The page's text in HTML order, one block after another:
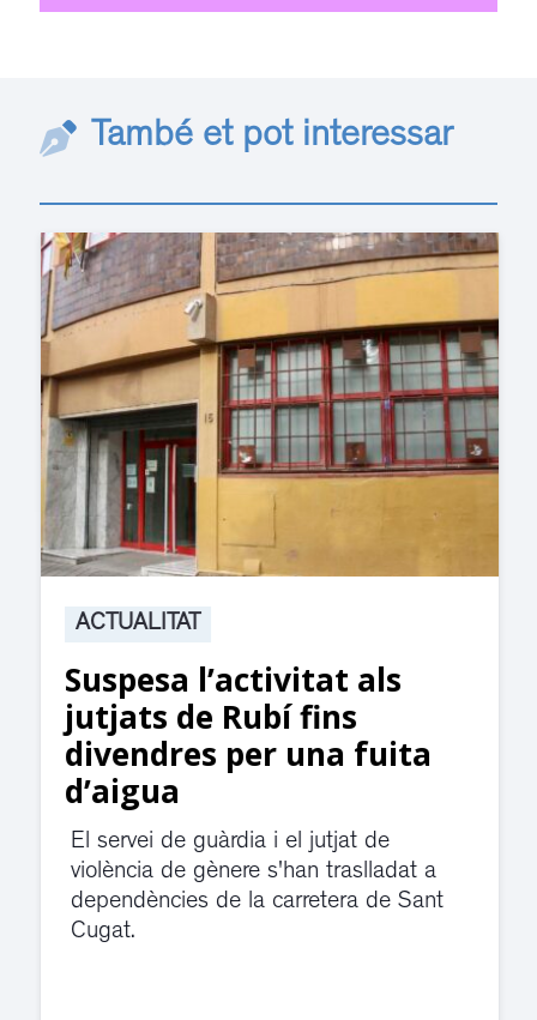
També et pot interessar
ACTUALITAT
Suspesa l’activitat als
jutjats de Rubí fins
divendres per una fuita
d’aigua
El servei de guàrdia i el jutjat de
violència de gènere s'han traslladat a
dependències de la carretera de Sant
Cugat.